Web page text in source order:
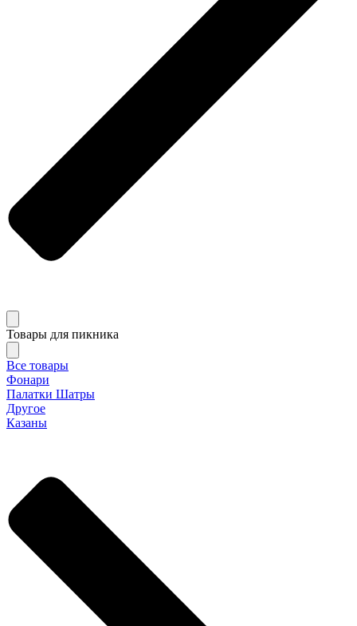
Товары для пикника
Все товары
Фонари
Палатки Шатры
Другое
Казаны